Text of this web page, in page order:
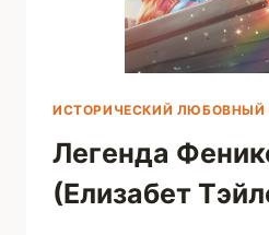
ИСТОРИЧЕСКИЙ ЛЮБОВНЫЙ
Легенда
(Елизабет